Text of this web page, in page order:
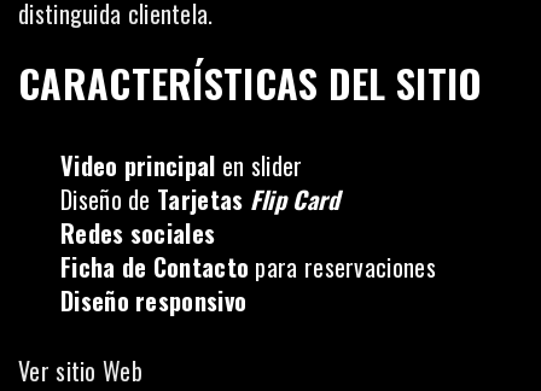
distinguida clientela.
CARACTERÍSTICAS DEL SITIO
Video principal en slider
Diseño de Tarjetas Flip Card
Redes sociales
Ficha de Contacto para reservaciones
Diseño responsivo
Ver sitio Web